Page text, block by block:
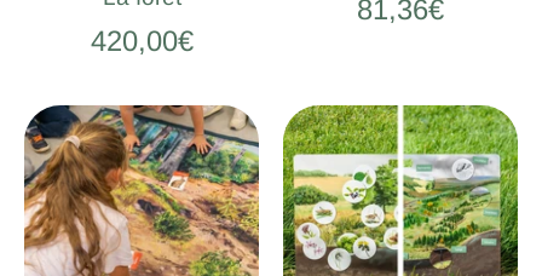
420,00€
81,36€